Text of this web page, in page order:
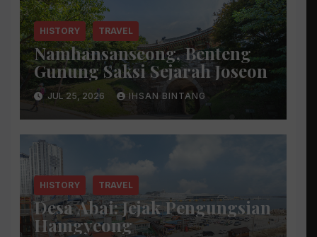
HISTORY TRAVEL
Namhansanseong, Benteng
Gunung Saksi Sejarah Joseon
JUL 25, 2026 IHSAN BINTANG
HISTORY TRAVEL
Desa Abai: Jejak Pengungsian
Hamgyeong